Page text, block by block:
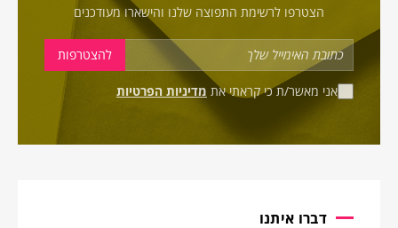
הצטרפו לרשימת התפוצה שלנו והישארו מעודכנים
אני מאשר/ת כי קראתי את מדיניות הפרטיות
דברו איתנו